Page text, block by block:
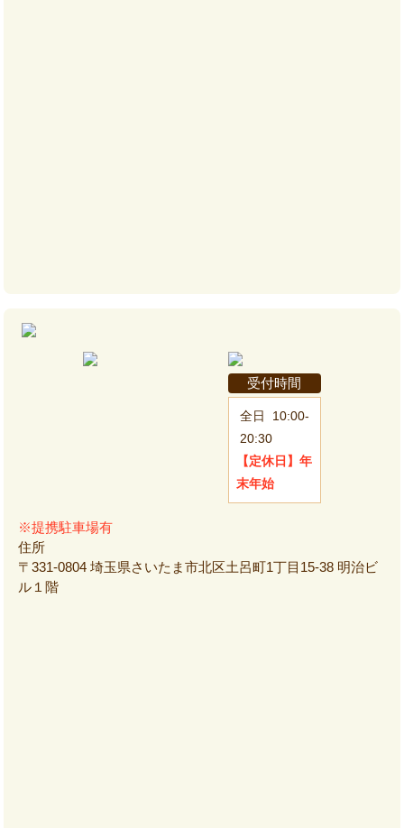
受付時間
全日
10:00-
20:30
【定休日】 年
末年始
※提携駐車場有
住所
〒331-0804 埼玉県さいたま市北区土呂町1丁目15-38 明治ビ
ル１階